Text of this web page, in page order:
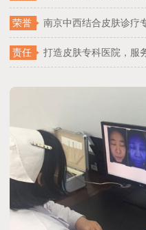
荣誉 南京中西结合皮肤诊疗
责任 打造皮肤专科医院，服